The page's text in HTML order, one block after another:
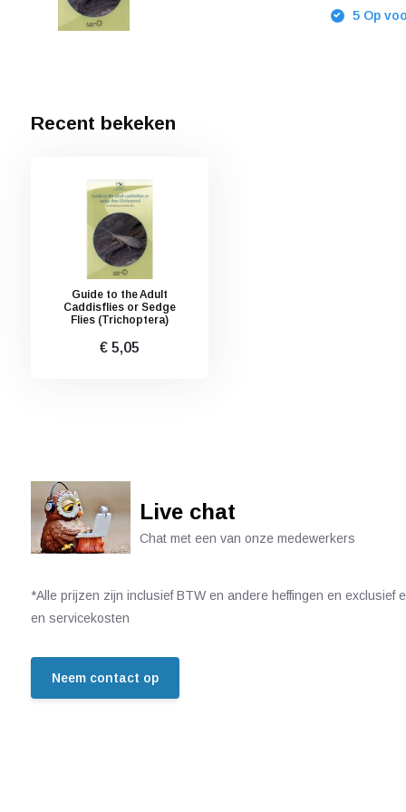
5 Op
Recent bekeken
Guide to the Adult
Caddisflies or Sedge
Flies (Trichoptera)
€ 5,05
Live chat
Chat met een van onze medewerkers
*Alle prijzen zijn inclusief BTW en andere heffingen en exclusief
en servicekosten
Neem contact op